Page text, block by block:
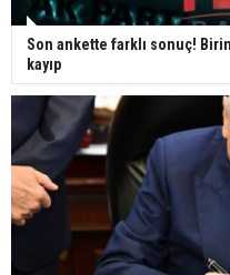
Son ankette farklı sonuç!
kayıp